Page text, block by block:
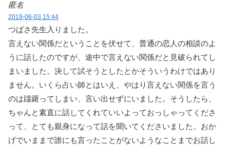
匿名
2019-06-03 15:44
つばさ先生入りました。
言えない関係だということを伏せて、普通の恋人の相談のよ
うに話したのですが、途中で言えない関係だと見破られてし
まいました。決して試そうとしたとかそういうわけではあり
ません。いくら占い師とはいえ、やはり言えない関係を言う
のは躊躇ってしまい、言い出せずにいました。そうしたら、
ちゃんと素直に話してくれていいよっておっしゃってくださ
って、とても親身になって話を聞いてくださいました。おか
げでいままで誰にも言ったことがないようなことまでお話し